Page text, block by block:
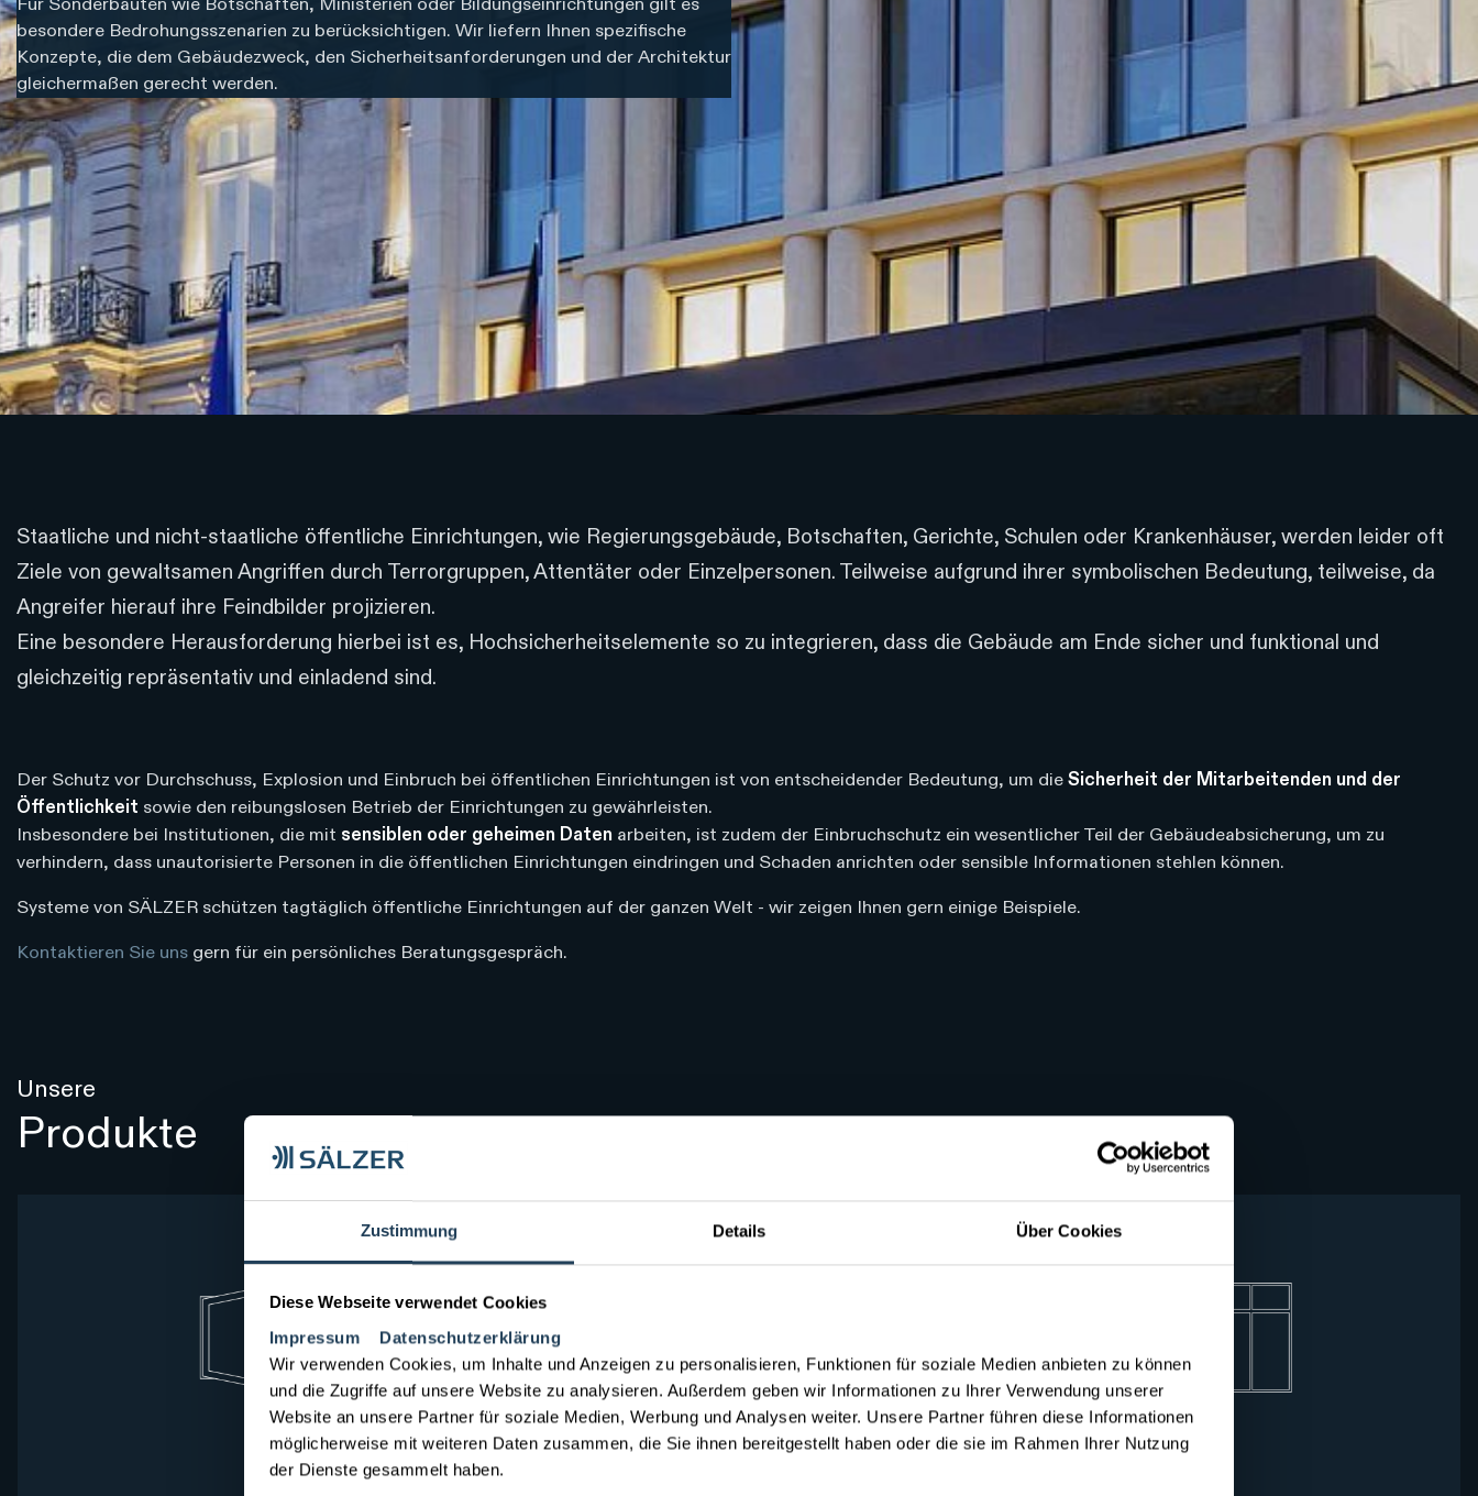
Zustimmung Details Über Cookies
Diese Webseite verwendet Cookies
Impressum
Datenschutzerklärung
Wir verwenden Cookies, um Inhalte und Anzeigen zu personalisieren, Funktionen für soziale Medien anbieten zu können
und die Zugriffe auf unsere Website zu analysieren. Außerdem geben wir Informationen zu Ihrer Verwendung unserer
Website an unsere Partner für soziale Medien, Werbung und Analysen weiter. Unsere Partner führen diese Informationen
möglicherweise mit weiteren Daten zusammen, die Sie ihnen bereitgestellt haben oder die sie im Rahmen Ihrer Nutzung
der Dienste gesammelt haben.
Für Sonderbauten wie Botschaften, Ministerien oder Bildungseinrichtungen gilt es
besondere Bedrohungsszenarien zu berücksichtigen. Wir liefern Ihnen spezifische
Konzepte, die dem Gebäudezweck, den Sicherheitsanforderungen und der Architektur
gleichermaßen gerecht werden.
Staatliche und nicht-staatliche öffentliche Einrichtungen, wie Regierungsgebäude, Botschaften, Gerichte, Schulen oder Krankenhäuser, werden leider oft
Ziele von gewaltsamen Angriffen durch Terrorgruppen, Attentäter oder Einzelpersonen. Teilweise aufgrund ihrer symbolischen Bedeutung, teilweise, da
Angreifer hierauf ihre Feindbilder projizieren.
Eine besondere Herausforderung hierbei ist es, Hochsicherheitselemente so zu integrieren, dass die Gebäude am Ende sicher und funktional und
gleichzeitig repräsentativ und einladend sind.
Der Schutz vor Durchschuss, Explosion und Einbruch bei öffentlichen Einrichtungen ist von entscheidender Bedeutung, um die Sicherheit der Mitarbeitenden und der
Öffentlichkeit sowie den reibungslosen Betrieb der Einrichtungen zu gewährleisten.
Insbesondere bei Institutionen, die mit sensiblen oder geheimen Daten arbeiten, ist zudem der Einbruchschutz ein wesentlicher Teil der Gebäudeabsicherung, um zu
verhindern, dass unautorisierte Personen in die öffentlichen Einrichtungen eindringen und Schaden anrichten oder sensible Informationen stehlen können.
Systeme von SÄLZER schützen tagtäglich öffentliche Einrichtungen auf der ganzen Welt - wir zeigen Ihnen gern einige Beispiele.
Kontaktieren Sie uns gern für ein persönliches Beratungsgespräch.
Unsere
Produkte